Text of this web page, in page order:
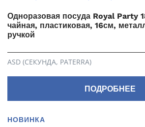
Одноразовая посуда Royal Party
чайная, пластиковая, 16см,
ручкой
ASD (СЕКУНДА, PATERRA)
ПОДРОБНЕЕ
НОВИНКА